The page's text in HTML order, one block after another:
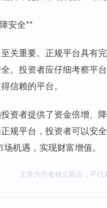
安全**
关重要。正规平台具有
。投资者应仔细考察平
信赖的平台。
资者提供了资金倍增、
规平台，投资者可以安
机遇，实现财富增值。
文章为作者独立观点，不代